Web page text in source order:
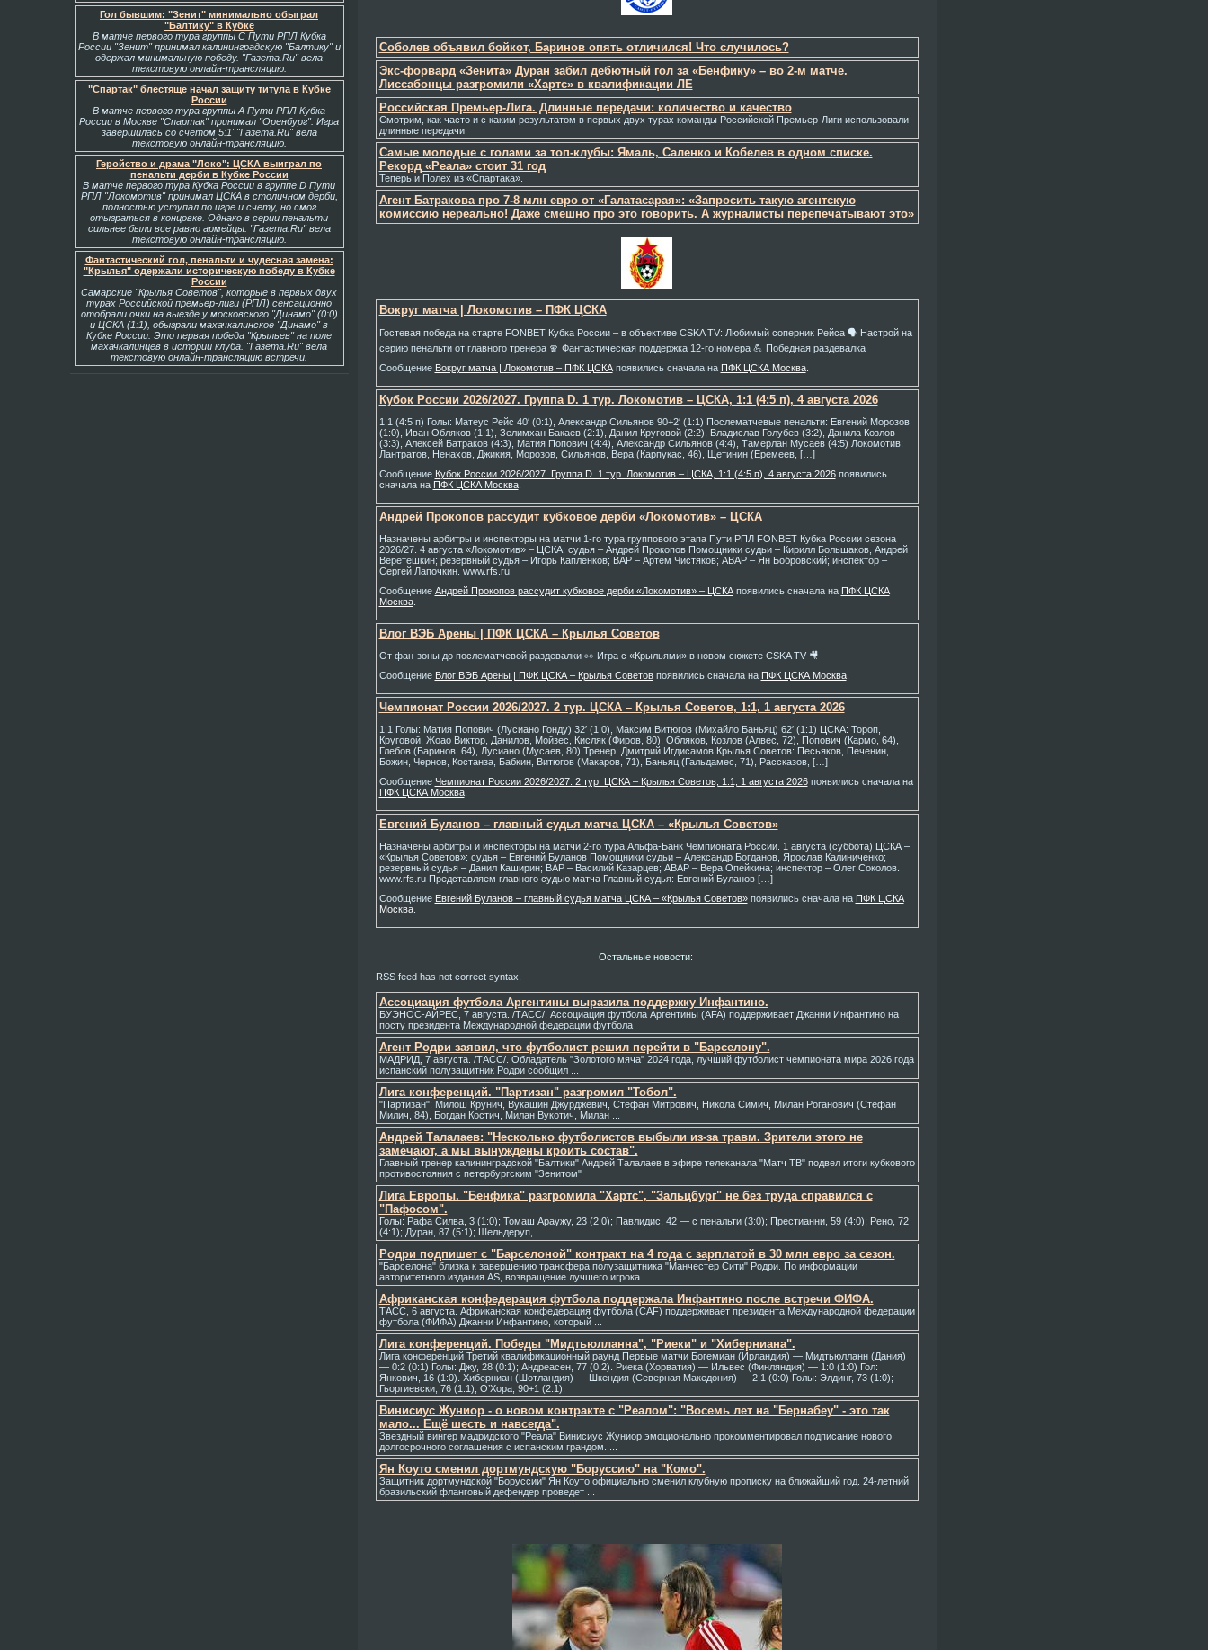
Гол бывшим: "Зенит" минимально обыграл
"Балтику" в Кубке
В матче первого тура группы С Пути РПЛ Кубка
России "Зенит" принимал калининградскую "Балтику" и
одержал минимальную победу. "Газета.Ru" вела
текстовую онлайн-трансляцию.
"Спартак" блестяще начал защиту титула в Кубке
России
В матче первого тура группы А Пути РПЛ Кубка
России в Москве "Спартак" принимал "Оренбург". Игра
завершилась со счетом 5:1' "Газета.Ru" вела
текстовую онлайн-трансляцию.
Геройство и драма "Локо": ЦСКА выиграл по
пенальти дерби в Кубке России
В матче первого тура Кубка России в группе D Пути
РПЛ "Локомотив" принимал ЦСКА в столичном дерби,
полностью уступал по игре и счету, но смог
отыграться в концовке. Однако в серии пенальти
сильнее были все равно армейцы. "Газета.Ru" вела
текстовую онлайн-трансляцию.
Фантастический гол, пенальти и чудесная замена:
"Крылья" одержали историческую победу в Кубке
России
Самарские "Крылья Советов", которые в первых двух
турах Российской премьер-лиги (РПЛ) сенсационно
отобрали очки на выезде у московского "Динамо" (0:0)
и ЦСКА (1:1), обыграли махачкалинское "Динамо" в
Кубке России. Это первая победа "Крыльев" на поле
махачкалинцев в истории клуба. "Газета.Ru" вела
текстовую онлайн-трансляцию встречи.
Соболев объявил бойкот, Баринов опять отличился! Что случилось?
Экс-форвард «Зенита» Дуран забил дебютный гол за «Бенфику» – во 2-м матче.
Лиссабонцы разгромили «Хартс» в квалификации ЛЕ
Российская Премьер-Лига. Длинные передачи: количество и качество
Смотрим, как часто и с каким результатом в первых двух турах команды Российской Премьер-Лиги использовали
длинные передачи
Самые молодые с голами за топ-клубы: Ямаль, Саленко и Кобелев в одном списке.
Рекорд «Реала» стоит 31 год
Теперь и Полех из «Спартака».
Агент Батракова про 7-8 млн евро от «Галатасарая»: «Запросить такую агентскую
комиссию нереально! Даже смешно про это говорить. А журналисты перепечатывают это»
Вокруг матча | Локомотив – ПФК ЦСКА
Гостевая победа на старте FONBET Кубка России – в объективе CSKA TV: Любимый соперник Рейса 🗣️ Настрой на
серию пенальти от главного тренера 🧣 Фантастическая поддержка 12-го номера 💪 Победная раздевалка
Сообщение Вокруг матча | Локомотив – ПФК ЦСКАпоявились сначала на ПФК ЦСКА Москва.
Кубок России 2026/2027. Группа D. 1 тур. Локомотив – ЦСКА, 1:1 (4:5 п), 4 августа 2026
1:1 (4:5 п) Голы: Матеус Рейс 40′ (0:1), Александр Сильянов 90+2′ (1:1) Послематчевые пенальти: Евгений Морозов
(1:0), Иван Обляков (1:1), Зелимхан Бакаев (2:1), Данил Круговой (2:2), Владислав Голубев (3:2), Данила Козлов
(3:3), Алексей Батраков (4:3), Матия Попович (4:4), Александр Сильянов (4:4), Тамерлан Мусаев (4:5) Локомотив:
Лантратов, Ненахов, Джикия, Морозов, Сильянов, Вера (Карпукас, 46), Щетинин (Еремеев, […]
Сообщение Кубок России 2026/2027. Группа D. 1 тур. Локомотив – ЦСКА, 1:1 (4:5 п), 4 августа 2026появились
сначала на ПФК ЦСКА Москва.
Андрей Прокопов рассудит кубковое дерби «Локомотив» – ЦСКА
Назначены арбитры и инспекторы на матчи 1-го тура группового этапа Пути РПЛ FONBET Кубка России сезона
2026/27. 4 августа «Локомотив» – ЦСКА: судья – Андрей Прокопов Помощники судьи – Кирилл Большаков, Андрей
Веретешкин; резервный судья – Игорь Капленков; ВАР – Артём Чистяков; АВАР – Ян Бобровский; инспектор –
Сергей Лапочкин. www.rfs.ru
Сообщение Андрей Прокопов рассудит кубковое дерби «Локомотив» – ЦСКАпоявились сначала на ПФК ЦСКА
Москва.
Влог ВЭБ Арены | ПФК ЦСКА – Крылья Советов
От фан-зоны до послематчевой раздевалки 👀 Игра с «Крыльями» в новом сюжете CSKA TV 🎥
Сообщение Влог ВЭБ Арены | ПФК ЦСКА – Крылья Советовпоявились сначала на ПФК ЦСКА Москва.
Чемпионат России 2026/2027. 2 тур. ЦСКА – Крылья Советов, 1:1, 1 августа 2026
1:1 Голы: Матия Попович (Лусиано Гонду) 32′ (1:0), Максим Витюгов (Михайло Баньяц) 62′ (1:1) ЦСКА: Тороп,
Круговой, Жоао Виктор, Данилов, Мойзес, Кисляк (Фиров, 80), Обляков, Козлов (Алвес, 72), Попович (Кармо, 64),
Глебов (Баринов, 64), Лусиано (Мусаев, 80) Тренер: Дмитрий Игдисамов Крылья Советов: Песьяков, Печенин,
Божин, Чернов, Костанза, Бабкин, Витюгов (Макаров, 71), Баньяц (Гальдамес, 71), Рассказов, […]
Сообщение Чемпионат России 2026/2027. 2 тур. ЦСКА – Крылья Советов, 1:1, 1 августа 2026появились сначала на
ПФК ЦСКА Москва.
Евгений Буланов – главный судья матча ЦСКА – «Крылья Советов»
Назначены арбитры и инспекторы на матчи 2-го тура Альфа-Банк Чемпионата России. 1 августа (суббота) ЦСКА –
«Крылья Советов»: судья – Евгений Буланов Помощники судьи – Александр Богданов, Ярослав Калиниченко;
резервный судья – Данил Каширин; ВАР – Василий Казарцев; АВАР – Вера Опейкина; инспектор – Олег Соколов.
www.rfs.ru Представляем главного судью матча Главный судья: Евгений Буланов […]
Сообщение Евгений Буланов – главный судья матча ЦСКА – «Крылья Советов»появились сначала на ПФК ЦСКА
Москва.
Остальные новости:
RSS feed has not correct syntax.
Ассоциация футбола Аргентины выразила поддержку Инфантино.
БУЭНОС-АЙРЕС, 7 августа. /ТАСС/. Ассоциация футбола Аргентины (AFA) поддерживает Джанни Инфантино на
посту президента Международной федерации футбола
Агент Родри заявил, что футболист решил перейти в "Барселону".
МАДРИД, 7 августа. /ТАСС/. Обладатель "Золотого мяча" 2024 года, лучший футболист чемпионата мира 2026 года
испанский полузащитник Родри сообщил ...
Лига кoнференций. "Партизан" разгромил "Тобол".
"Партизан": Милош Крунич, Вукашин Джурджевич, Стефан Митрович, Никола Симич, Милан Роганович (Стефан
Милич, 84), Богдан Костич, Милан Вукотич, Милан ...
Андрей Талалаев: "Несколько футболистов выбыли из-за травм. Зрители этого не
замечают, а мы вынуждены кроить состав".
Главный тренер калининградской "Балтики" Андрей Талалаев в эфире телеканала "Матч ТВ" подвел итоги кубкового
противостояния с петербургским "Зенитом"
Лига Европы. "Бенфика" разгромила "Хартс", "Зальцбург" не без труда справился с
"Пафосом".
Голы: Рафа Силва, 3 (1:0); Томаш Араужу, 23 (2:0); Павлидис, 42 — с пенальти (3:0); Престианни, 59 (4:0); Рено, 72
(4:1); Дуран, 87 (5:1); Шельдеруп,
Родри подпишет с "Барселоной" контракт на 4 года с зарплатой в 30 млн евро за сезон.
"Барселона" близка к завершению трансфера полузащитника "Манчестер Сити" Родри. По информации
авторитетного издания AS, возвращение лучшего игрока ...
Африканская конфедерация футбола поддержала Инфантино после встречи ФИФА.
ТАСС, 6 августа. Африканская конфедерация футбола (CAF) поддерживает президента Международной федерации
футбола (ФИФА) Джанни Инфантино, который ...
Лига кoнференций. Победы "Мидтьюлланна", "Риеки" и "Хиберниана".
Лига кoнференций Третий квалификационный раунд Первые матчи Богемиан (Ирландия) — Мидтьюлланн (Дания)
— 0:2 (0:1) Голы: Джу, 28 (0:1); Андреасен, 77 (0:2). Риека (Хорватия) — Ильвес (Финляндия) — 1:0 (1:0) Гол:
Янкович, 16 (1:0). Хиберниан (Шотландия) — Шкендия (Северная Македония) — 2:1 (0:0) Голы: Элдинг, 73 (1:0);
Гьоргиевски, 76 (1:1); О’Хора, 90+1 (2:1).
Винисиус Жуниор - о новом контракте с "Реалом": "Восемь лет на "Бернабеу" - это так
мало... Ещё шесть и навсегда".
Звездный вингер мадридского "Реала" Винисиус Жуниор эмоционально прокомментировал подписание нового
долгосрочного соглашения с испанским грандом. ...
Ян Коуто сменил дортмундскую "Боруссию" на "Комо".
Защитник дортмундской "Боруссии" Ян Коуто официально сменил клубную прописку на ближайший год. 24-летний
бразильский фланговый дефендер проведет ...